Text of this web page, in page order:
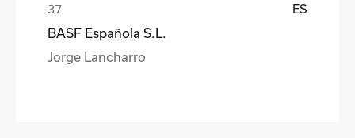
ES
BASF Española S.L.
Jorge Lancharro